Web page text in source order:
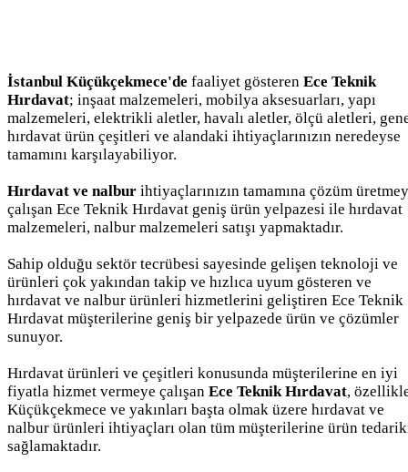
İstanbul Küçükçekmece'de faaliyet gösteren Ece Teknik
Hırdavat; inşaat malzemeleri, mobilya aksesuarları, yapı
malzemeleri, elektrikli aletler, havalı aletler, ölçü aletleri,
hırdavat ürün çeşitleri ve alandaki ihtiyaçlarınızın neredeyse
tamamını karşılayabiliyor.
Hırdavat ve nalbur ihtiyaçlarınızın tamamına çözüm
çalışan Ece Teknik Hırdavat geniş ürün yelpazesi ile hırdavat
malzemeleri, nalbur malzemeleri satışı yapmaktadır.
Sahip olduğu sektör tecrübesi sayesinde gelişen teknoloji ve
ürünleri çok yakından takip ve hızlıca uyum gösteren ve
hırdavat ve nalbur ürünleri hizmetlerini geliştiren Ece Teknik
Hırdavat müşterilerine geniş bir yelpazede ürün ve çözümler
sunuyor.
Hırdavat ürünleri ve çeşitleri konusunda müşterilerine en iyi
fiyatla hizmet vermeye çalışan Ece Teknik Hırdavat,
Küçükçekmece ve yakınları başta olmak üzere hırdavat ve
nalbur ürünleri ihtiyaçları olan tüm müşterilerine ürün
sağlamaktadır.